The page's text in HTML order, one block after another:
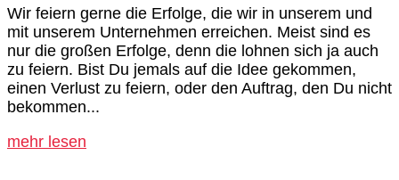
Wir feiern gerne die Erfolge, die wir in unserem und
mit unserem Unternehmen erreichen. Meist sind es
nur die großen Erfolge, denn die lohnen sich ja auch
zu feiern. Bist Du jemals auf die Idee gekommen,
einen Verlust zu feiern, oder den Auftrag, den Du nicht
bekommen...
mehr lesen